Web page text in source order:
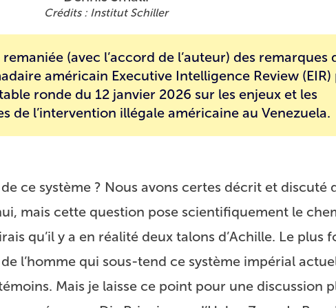
Institut Schiller
(avec l’accord de l’auteur) des remarques
américain Executive Intelligence Review
ronde du 12 janvier 2026 sur les enjeux et les
de l’intervention illégale américaine au Venezuela.
ce système ? Nous avons certes décrit et discuté
mais cette question pose scientifiquement le
qu’il y a en réalité deux talons d’Achille. Le plus
l’homme qui sous-tend ce système impérial
Mais je laisse ce point pour une discussion